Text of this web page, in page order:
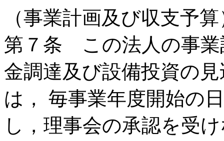
（事業計画及び収支予
第７条 この法人の事業
金調達及び設備投資の
は， 毎事業年度開始の
し，理事会の承認を受